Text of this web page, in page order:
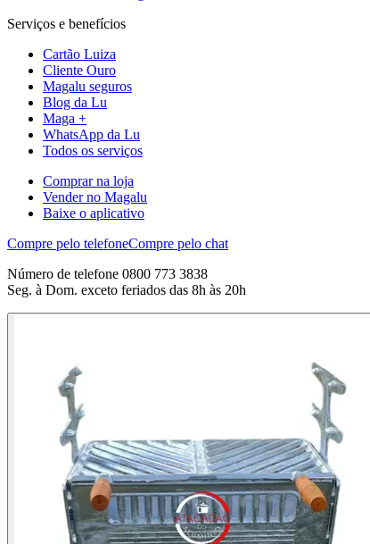
Serviços e benefícios
Cartão Luiza
Cliente Ouro
Magalu seguros
Blog da Lu
Maga +
WhatsApp da Lu
Todos os serviços
Comprar na loja
Vender no Magalu
Baixe o aplicativo
Compre pelo telefoneCompre pelo chat
Número de telefone 0800 773 3838
Seg. à Dom. exceto feriados das 8h às 20h